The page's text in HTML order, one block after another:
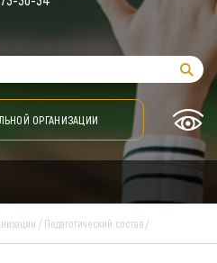
ОРГАНИЗАЦИИ
Педагогический состав